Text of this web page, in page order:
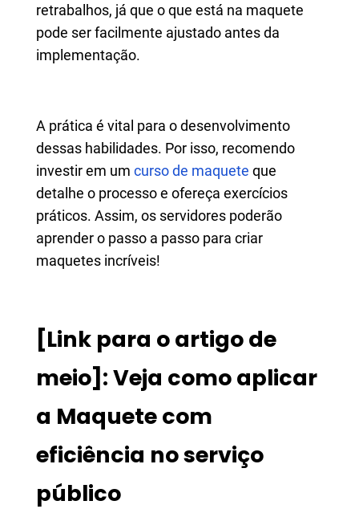
retrabalhos, já que o que está na maquete
pode ser facilmente ajustado antes da
implementação.
A prática é vital para o desenvolvimento
dessas habilidades. Por isso, recomendo
investir em um curso de maquete que
detalhe o processo e ofereça exercícios
práticos. Assim, os servidores poderão
aprender o passo a passo para criar
maquetes incríveis!
[Link para o artigo de
meio]: Veja como aplicar
a Maquete com
eficiência no serviço
público